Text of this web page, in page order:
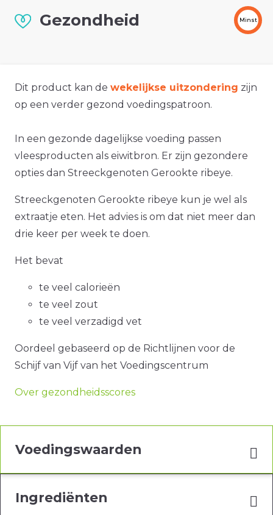
Gezondheid Minst
Dit product kan de wekelijkse uitzondering zijn
op een verder gezond voedingspatroon.
In een gezonde dagelijkse voeding passen
vleesproducten als eiwitbron. Er zijn gezondere
opties dan Streeckgenoten Gerookte ribeye.
Streeckgenoten Gerookte ribeye kun je wel als
extraatje eten. Het advies is om dat niet meer dan
drie keer per week te doen.
Het bevat
te veel calorieën
te veel zout
te veel verzadigd vet
Oordeel gebaseerd op de Richtlijnen voor de
Schijf van Vijf van het Voedingscentrum
Over gezondheidsscores
Voedingswaarden
Ingrediënten